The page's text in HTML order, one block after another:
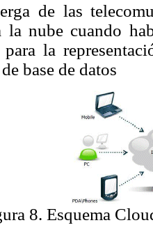
de las
la nube cuando
para la
base de datos
8. Esquema